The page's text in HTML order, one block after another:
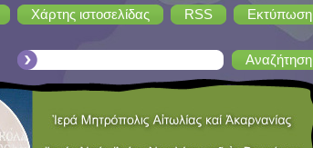
Χάρτης ιστοσελίδας RSS Εκτύπωση